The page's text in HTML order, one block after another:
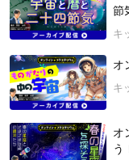
節
キ
オ
キ
オ
う